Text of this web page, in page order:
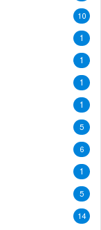
10
1
1
1
1
5
6
1
5
14